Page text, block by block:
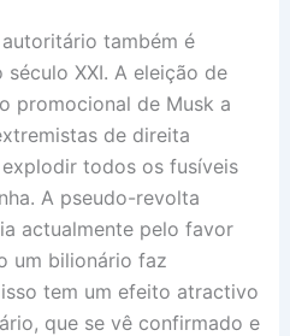
também é
XXI. A eleição de
promocional de Musk a
de direita
todos os fusíveis
A pseudo-revolta
actualmente pelo favor
um bilionário faz
tem um efeito atractivo
que se vê confirmado e